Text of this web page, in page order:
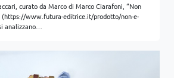
curato da Marco di Marco Ciarafoni, “Non
(https://www.futura-editrice.it/prodotto/non-e-
analizzano…